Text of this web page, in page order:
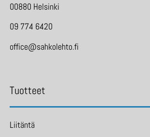
00880 Helsinki
09 774 6420
office@sahkolehto.fi
Tuotteet
Liitäntä